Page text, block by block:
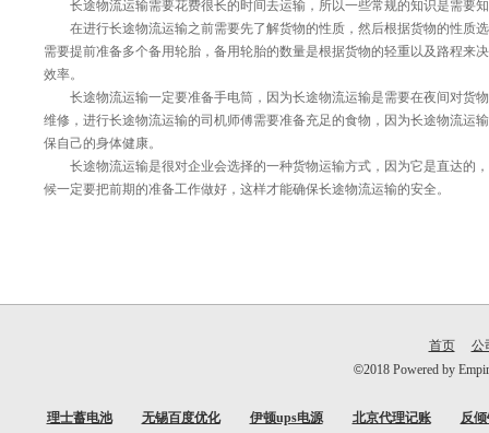
长途物流运输需要花费很长的时间去运输，所以一些常规的知识是需要
在进行长途物流运输之前需要先了解货物的性质，然后根据货物的性质
需要提前准备多个备用轮胎，备用轮胎的数量是根据货物的轻重以及路程
效率。
长途物流运输一定要准备手电筒，因为长途物流运输是需要在夜间对货
维修，进行长途物流运输的司机师傅需要准备充足的食物，因为长途物流运
保自己的身体健康。
长途物流运输是很对企业会选择的一种货物运输方式，因为它是直达的
候一定要把前期的准备工作做好，这样才能确保长途物流运输的安全。
首页
公
©2018 Powered by
理士蓄电池 无锡百度优化 伊顿ups电源 北京代理记账
反